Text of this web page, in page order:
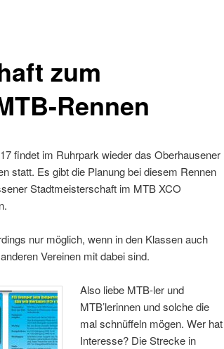
zum
Rennen
findet im Ruhrpark wieder das Oberhausener
statt. Es gibt die Planung bei diesem Rennen
Stadtmeisterschaft im MTB XCO
nur möglich, wenn in den Klassen auch
Vereinen mit dabei sind.
Also liebe MTB-ler und
MTB’lerinnen und solche die
mal schnüffeln mögen. Wer hat
Interesse? Die Strecke in